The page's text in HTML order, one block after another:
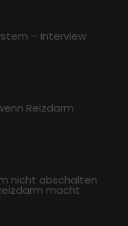
– Interview
Reizdarm
nicht abschalten
macht